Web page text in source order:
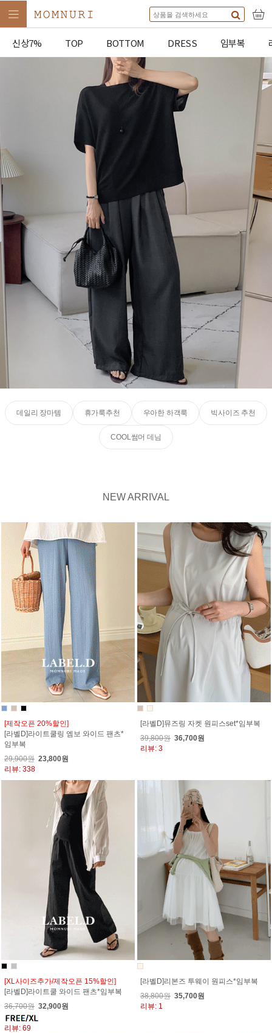
신상7% TOP BOTTOM DRESS 임부복
데일리 장마템 휴가룩추천 우아한 하객룩 빅사이즈 추천
COOL썸머 데님
NEW ARRIVAL
[제작오픈 20%할인]
[라벨D]라이트쿨링 엠보 와이드 팬츠*
임부복
29,900원 23,800원
리뷰: 338
[라벨D]뮤즈링 자켓 원피스set*임부복
39,800원 36,700원
리뷰: 3
[XL사이즈추가/제작오픈 15%할인]
[라벨D]라이트쿨 와이드 팬츠*임부복
36,700원 32,900원
리뷰: 69
[라벨D]리본즈 투웨이 원피스*임부복
38,800원 35,700원
리뷰: 1